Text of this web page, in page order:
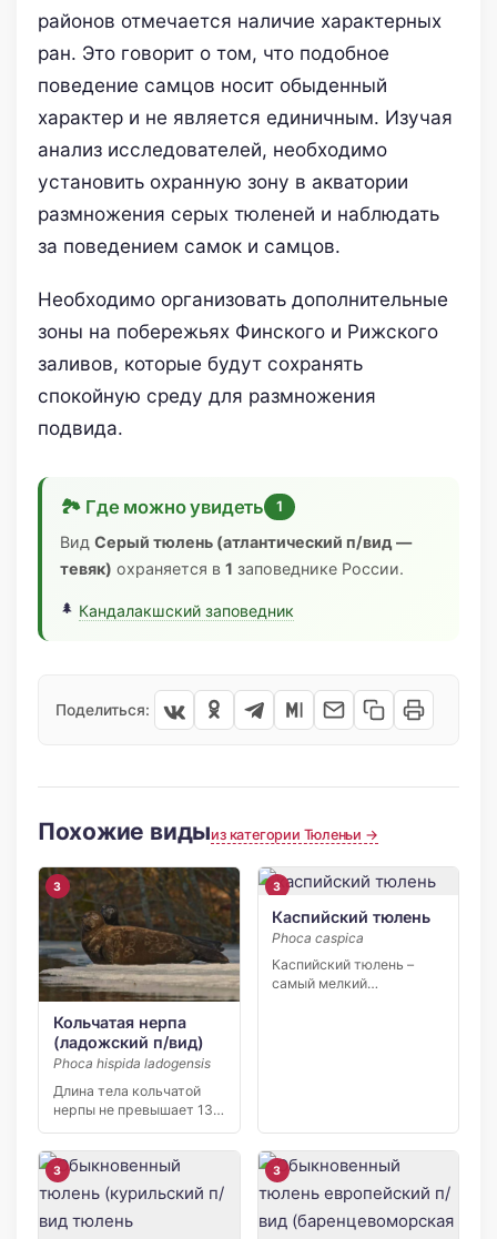
районов отмечается наличие характерных
ран. Это говорит о том, что подобное
поведение самцов носит обыденный
характер и не является единичным. Изучая
анализ исследователей, необходимо
установить охранную зону в акватории
размножения серых тюленей и наблюдать
за поведением самок и самцов.
Необходимо организовать дополнительные
зоны на побережьях Финского и Рижского
заливов, которые будут сохранять
спокойную среду для размножения
подвида.
🏞 Где можно увидеть 1
ВидСерый тюлень (атлантический п/вид —
тевяк) охраняется в1 заповеднике России.
Кандалакшский заповедник
Поделиться:
Похожие видыиз категории Тюленьи →
3
Кольчатая нерпа
(ладожский п/вид)
Phoca hispida ladogensis
Длина тела кольчатой
нерпы не превышает 135
ладожского […]
3
Каспийский тюлень
Phoca caspica
Каспийский тюлень –
самый мелкий
3 3